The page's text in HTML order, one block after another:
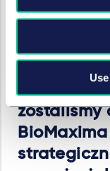
w zakresie
Jesteśmy
zostaliśmy